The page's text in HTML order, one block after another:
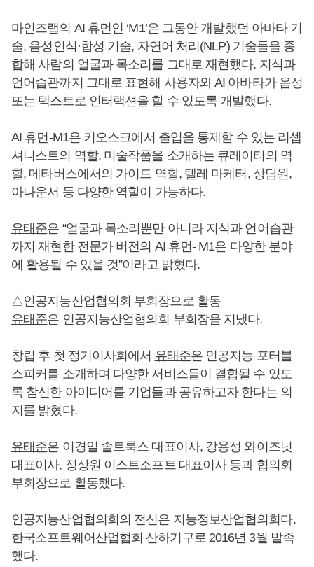
마인즈랩의 AI 휴먼인 ‘M1’은 그동안 개발했던 아바타 기
술, 음성인식·합성 기술, 자연어 처리(NLP) 기술들을 종
합해 사람의 얼굴과 목소리를 그대로 재현했다. 지식과
언어습관까지 그대로 표현해 사용자와 AI 아바타가 음성
또는 텍스트로 인터랙션을 할 수 있도록 개발했다.
AI 휴먼-M1은 키오스크에서 출입을 통제할 수 있는 리셉
셔니스트의 역할, 미술작품을 소개하는 큐레이터의 역
할, 메타버스에서의 가이드 역할, 텔레 마케터, 상담원,
아나운서 등 다양한 역할이 가능하다.
유태준은 “얼굴과 목소리뿐만 아니라 지식과 언어습관
까지 재현한 전문가 버전의 AI 휴먼- M1은 다양한 분야
에 활용될 수 있을 것”이라고 밝혔다.
△인공지능산업협의회 부회장으로 활동
유태준은 인공지능산업협의회 부회장을 지냈다.
창립 후 첫 정기이사회에서 유태준은 인공지능 포터블
스피커를 소개하며 다양한 서비스들이 결합될 수 있도
록 참신한 아이디어를 기업들과 공유하고자 한다는 의
지를 밝혔다.
유태준은 이경일 솔트룩스 대표이사, 강용성 와이즈넛
대표이사, 정상원 이스트소프트 대표이사 등과 협의회
부회장으로 활동했다.
인공지능산업협의회의 전신은 지능정보산업협의회다.
한국소프트웨어산업협회 산하기구로 2016년 3월 발족
했다.